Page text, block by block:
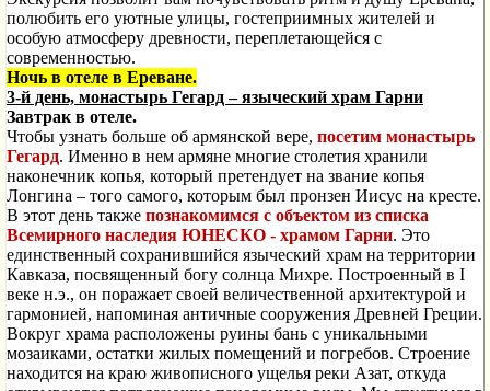
полюбить его уютные улицы, гостеприимных жителей и
особую атмосферу древности, переплетающейся с
современностью.
Ночь в отеле в Ереване.
3-й день, монастырь Гегард – языческий храм Гарни
Завтрак в отеле.
Чтобы узнать больше об армянской вере, посетим монастырь
Гегард. Именно в нем армяне многие столетия хранили
наконечник копья, который претендует на звание копья
Лонгина – того самого, которым был пронзен Иисус на кресте.
В этот день также познакомимся с объектом из списка
Всемирного наследия ЮНЕСКО - храмом Гарни. Это
единственный сохранившийся языческий храм на территории
Кавказа, посвященный богу солнца Михре. Построенный в I
веке н.э., он поражает своей величественной архитектурой и
гармонией, напоминая античные сооружения Древней Греции.
Вокруг храма расположены руины бань с уникальными
мозаиками, остатки жилых помещений и погребов. Строение
находится на краю живописного ущелья реки Азат, откуда